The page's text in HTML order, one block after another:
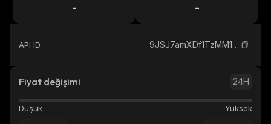
- -
API ID 9JSJ7amXDf1TzMM1QsZp4M3bK3sG1Uu1cZ1R4RTUeV9f_solana
Fiyat değişimi 24H
Düşük Yüksek